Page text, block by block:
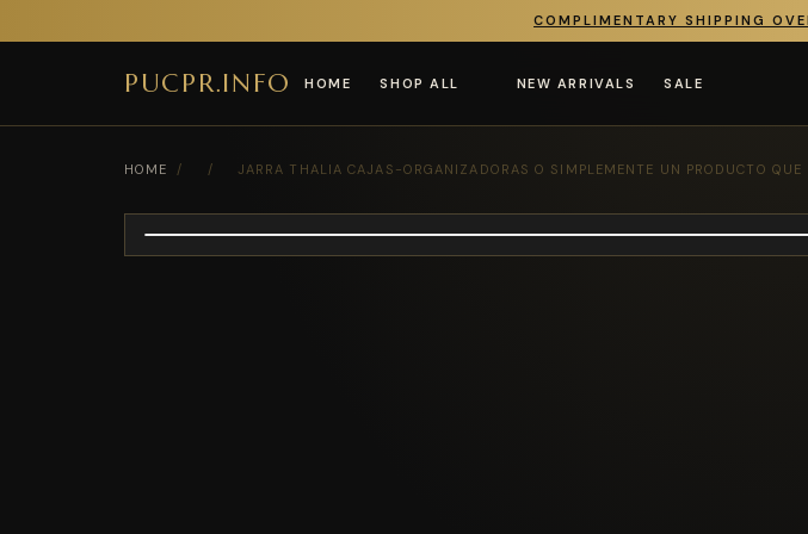
COMPLIMENTARY SHIPPING
PUCPR.INFO HOME SHOP ALL NEW ARRIVALS SALE
HOME / / JARRA THALIA CAJAS-ORGANIZADORAS O SIMPLEMENTE UN PRODUCTO QUE